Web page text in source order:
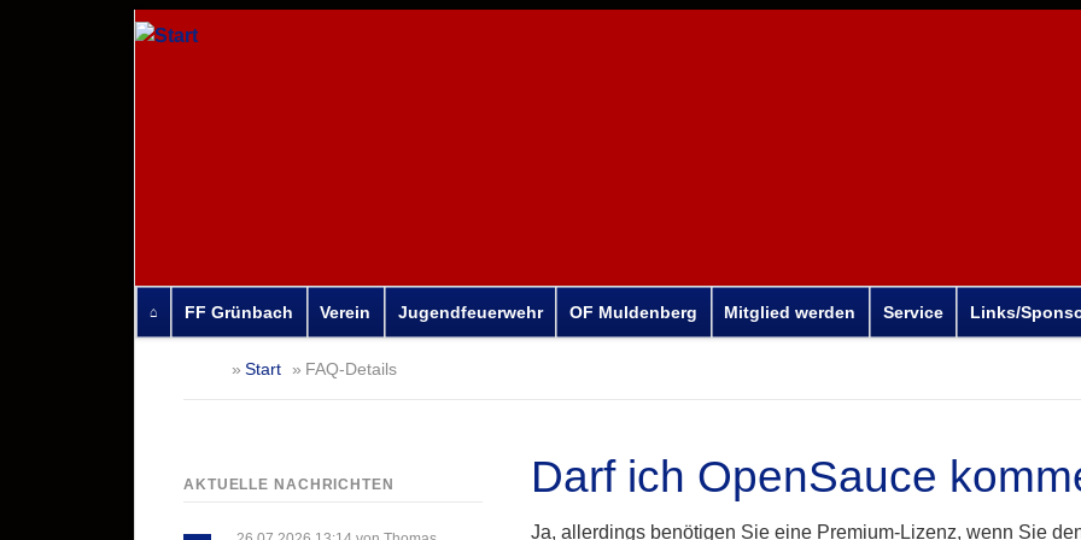
FF Grünbach Verein Jugendfeuerwehr OF Muldenberg Mitglied werden Service Links/
überspringen
Start FAQ-Details
Darf ich OpenSauce
Ja, allerdings benötigen Sie eine Premium-Lizenz, wenn Sie
AKTUELLE NACHRICHTEN